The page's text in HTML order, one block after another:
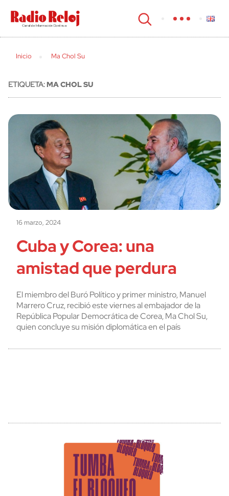
cerrar
Inicio Ma Chol Su
ETIQUETA:MA CHOL SU
16 marzo, 2024
Cuba y Corea: una
amistad que perdura
El miembro del Buró Político y primer ministro, Manuel
Marrero Cruz, recibió este viernes al embajador de la
República Popular Democrática de Corea, Ma Chol Su,
quien concluye su misión diplomática en el país